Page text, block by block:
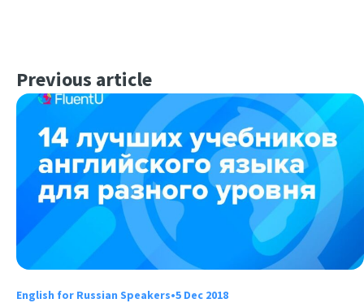
Previous article
English for Russian Speakers•5 Dec 2018